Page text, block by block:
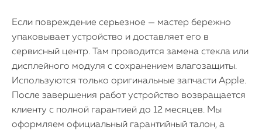
Если повреждение серьезное — мастер бережно
упаковывает устройство и доставляет его в
сервисный центр. Там проводится замена стекла или
дисплейного модуля с сохранением влагозащиты.
Используются только оригинальные запчасти Apple.
После завершения работ устройство возвращается
клиенту с полной гарантией до 12 месяцев. Мы
оформляем официальный гарантийный талон, а